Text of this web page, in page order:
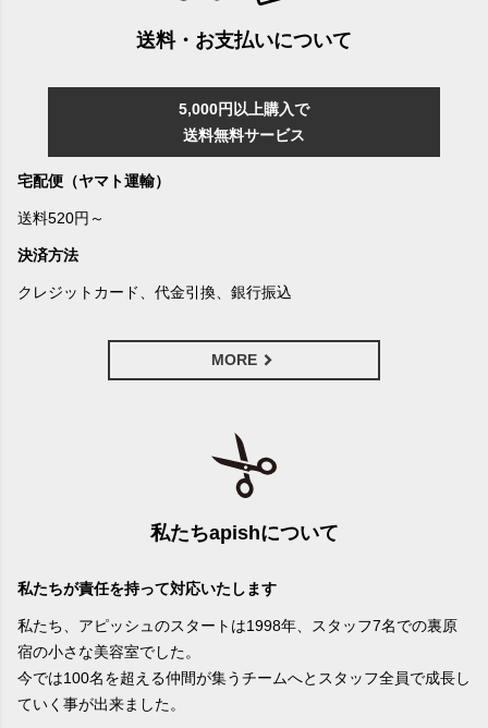
送料・お支払いについて
5,000円以上購入で
送料無料サービス
宅配便（ヤマト運輸）
送料520円～
決済方法
クレジットカード、代金引換、銀行振込
MORE
私たちapishについて
私たちが責任を持って対応いたします
私たち、アピッシュのスタートは1998年、スタッフ7名での裏原
宿の小さな美容室でした。
今では100名を超える仲間が集うチームへとスタッフ全員で成長し
ていく事が出来ました。